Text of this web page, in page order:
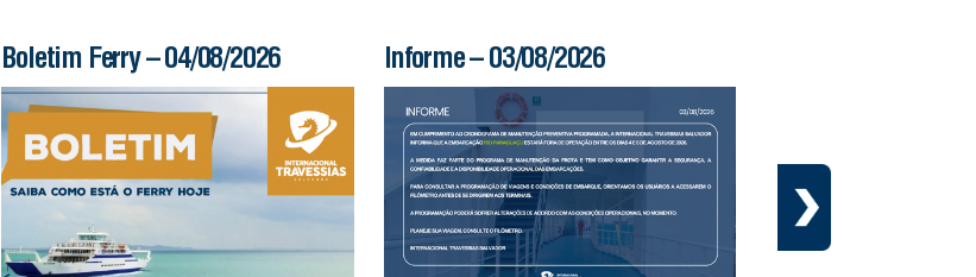
Boletim Ferry – 04/08/2026 Informe – 03/08/2026